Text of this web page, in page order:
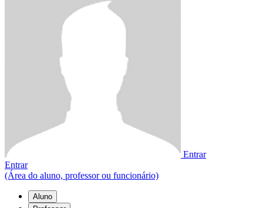
Entrar
Entrar
(Área do aluno, professor ou funcionário)
Aluno